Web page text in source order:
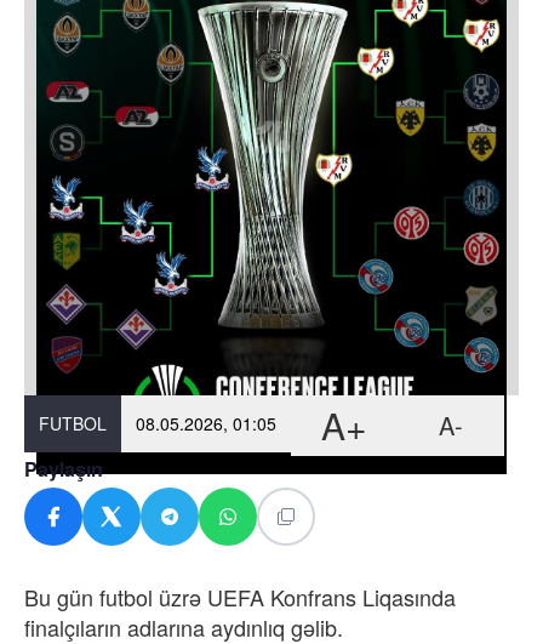
FUTBOL 08.05.2026, 01:05 A+ A-
Paylaşın
Bu gün futbol üzrə UEFA Konfrans Liqasında
finalçıların adlarına aydınlıq gəlib.